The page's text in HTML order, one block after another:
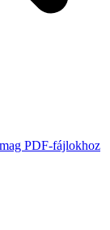
PDF-fájlokhoz